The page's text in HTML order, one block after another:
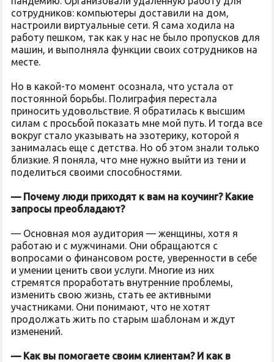
сотрудников: компьютеры доставили на дом,
настроили виртуальные сети. Я сама ходила на
работу пешком, так как у нас не было пропусков для
машин, и выполняла функции своих сотрудников на
месте.
Но в какой-то момент осознала, что устала от
постоянной борьбы. Полиграфия перестала
приносить удовольствие. Я обратилась к высшим
силам с просьбой показать мне мой путь. И тогда все
вокруг стало указывать на эзотерику, которой я
занималась еще с детства. Но об этом знали только
близкие. Я поняла, что мне нужно выйти из тени и
поделиться своими способностями.
— Почему люди приходят к вам на коучинг? Какие
запросы преобладают?
— Основная моя аудитория — женщины, хотя я
работаю и с мужчинами. Они обращаются с
вопросами о финансовом росте, уверенности в себе
и умении ценить свои услуги. Многие из них
стремятся проработать внутренние проблемы,
изменить свою жизнь, стать ее активными
участниками. Они понимают, что не хотят
продолжать жить по старым шаблонам и ждут
изменений.
— Как вы помогаете своим клиентам? И как в